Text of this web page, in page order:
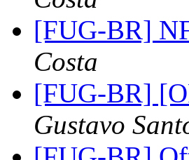
[FUG-BR]
Costa
[FUG-BR]
Gustavo